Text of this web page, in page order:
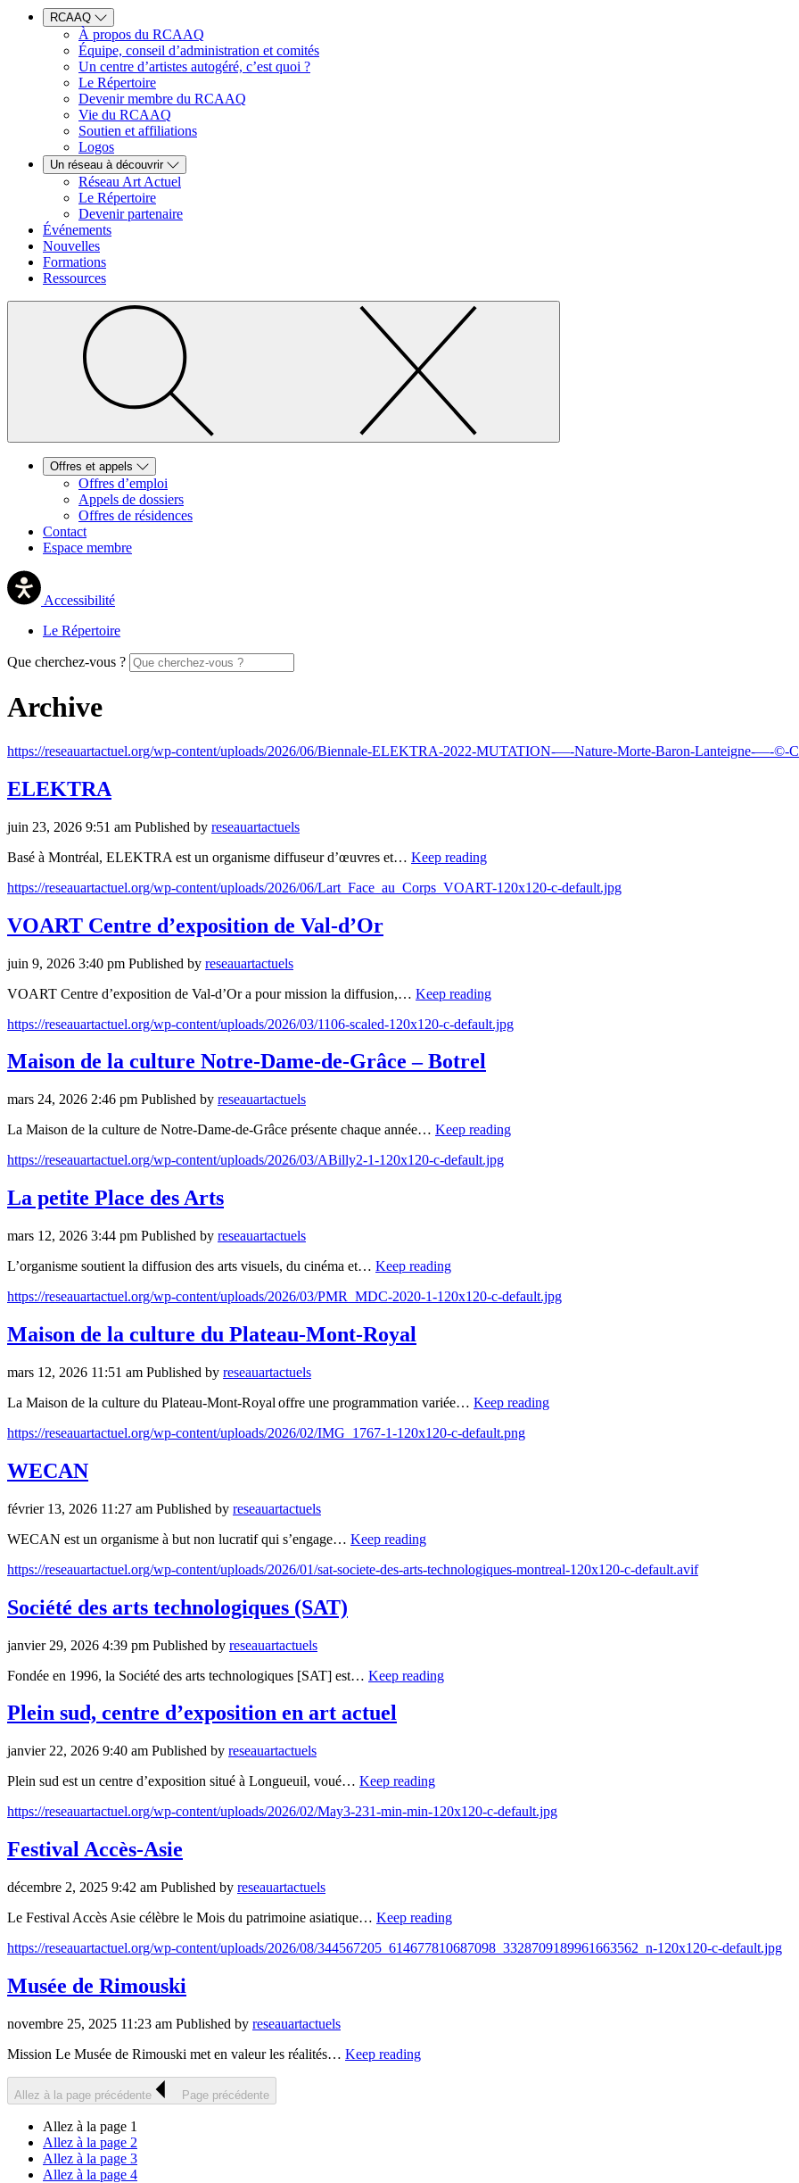
RCAAQ
À propos du RCAAQ
Équipe, conseil d’administration et comités
Un centre d’artistes autogéré, c’est quoi ?
Le Répertoire
Devenir membre du RCAAQ
Vie du RCAAQ
Soutien et affiliations
Logos
Un réseau à découvrir
Réseau Art Actuel
Le Répertoire
Devenir partenaire
Événements
Nouvelles
Formations
Ressources
Offres et appels
Offres d’emploi
Appels de dossiers
Offres de résidences
Contact
Espace membre
Accessibilité
Le Répertoire
Que cherchez-vous ?
Archive
https://reseauartactuel.org/wp-content/uploads/2026/06/Biennale-ELEKTRA-2022-MUTATION-—-Nature-Morte-Baron-Lanteigne-—-©-
ELEKTRA
juin 23, 2026 9:51 am Published by reseauartactuels
Basé à Montréal, ELEKTRA est un organisme diffuseur d’œuvres et… Keep reading
https://reseauartactuel.org/wp-content/uploads/2026/06/Lart_Face_au_Corps_VOART-120x120-c-default.jpg
VOART Centre d’exposition de Val-d’Or
juin 9, 2026 3:40 pm Published by reseauartactuels
VOART Centre d’exposition de Val-d’Or a pour mission la diffusion,… Keep reading
https://reseauartactuel.org/wp-content/uploads/2026/03/1106-scaled-120x120-c-default.jpg
Maison de la culture Notre-Dame-de-Grâce – Botrel
mars 24, 2026 2:46 pm Published by reseauartactuels
La Maison de la culture de Notre-Dame-de-Grâce présente chaque année… Keep reading
https://reseauartactuel.org/wp-content/uploads/2026/03/ABilly2-1-120x120-c-default.jpg
La petite Place des Arts
mars 12, 2026 3:44 pm Published by reseauartactuels
L’organisme soutient la diffusion des arts visuels, du cinéma et… Keep reading
https://reseauartactuel.org/wp-content/uploads/2026/03/PMR_MDC-2020-1-120x120-c-default.jpg
Maison de la culture du Plateau-Mont-Royal
mars 12, 2026 11:51 am Published by reseauartactuels
La Maison de la culture du Plateau-Mont-Royal offre une programmation variée… Keep reading
https://reseauartactuel.org/wp-content/uploads/2026/02/IMG_1767-1-120x120-c-default.png
WECAN
février 13, 2026 11:27 am Published by reseauartactuels
WECAN est un organisme à but non lucratif qui s’engage… Keep reading
https://reseauartactuel.org/wp-content/uploads/2026/01/sat-societe-des-arts-technologiques-montreal-120x120-c-default.avif
Société des arts technologiques (SAT)
janvier 29, 2026 4:39 pm Published by reseauartactuels
Fondée en 1996, la Société des arts technologiques [SAT] est… Keep reading
Plein sud, centre d’exposition en art actuel
janvier 22, 2026 9:40 am Published by reseauartactuels
Plein sud est un centre d’exposition situé à Longueuil, voué… Keep reading
https://reseauartactuel.org/wp-content/uploads/2026/02/May3-231-min-min-120x120-c-default.jpg
Festival Accès-Asie
décembre 2, 2025 9:42 am Published by reseauartactuels
Le Festival Accès Asie célèbre le Mois du patrimoine asiatique… Keep reading
https://reseauartactuel.org/wp-content/uploads/2026/08/344567205_614677810687098_3328709189961663562_n-120x120-c-default.jpg
Musée de Rimouski
novembre 25, 2025 11:23 am Published by reseauartactuels
Mission Le Musée de Rimouski met en valeur les réalités… Keep reading
Allez à la page précédente Page précédente
Allez à la page 1
Allez à la page 2
Allez à la page 3
Allez à la page 4